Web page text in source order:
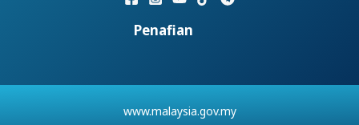
Penafian
www.malaysia.gov.my